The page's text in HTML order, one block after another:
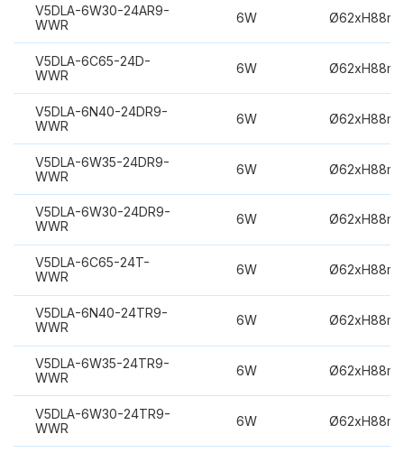
V5DLA-6W30-24AR9-
WWR
6W
V5DLA-6C65-24D-
WWR
6W
V5DLA-6N40-24DR9-
WWR
6W
V5DLA-6W35-24DR9-
WWR
6W
V5DLA-6W30-24DR9-
WWR
6W
V5DLA-6C65-24T-
WWR
6W
V5DLA-6N40-24TR9-
WWR
6W
V5DLA-6W35-24TR9-
WWR
6W
V5DLA-6W30-24TR9-
WWR
6W